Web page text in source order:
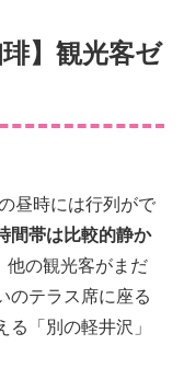
琲】観光客ゼ
昼時には行列がで
間帯は比較的静か
他の観光客がまだ
のテラス席に座る
「別の軽井沢」